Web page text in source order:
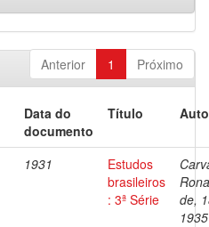
Anterior 1 Próximo
Data do
documento
Título
1931
Estudos
brasileiros
: 3ª Série
de,
1935